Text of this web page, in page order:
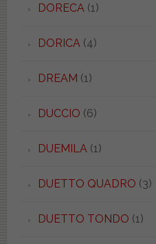
DORECA (1)
DORICA (4)
DREAM (1)
DUCCIO (6)
DUEMILA (1)
DUETTO QUADRO (3)
DUETTO TONDO (1)